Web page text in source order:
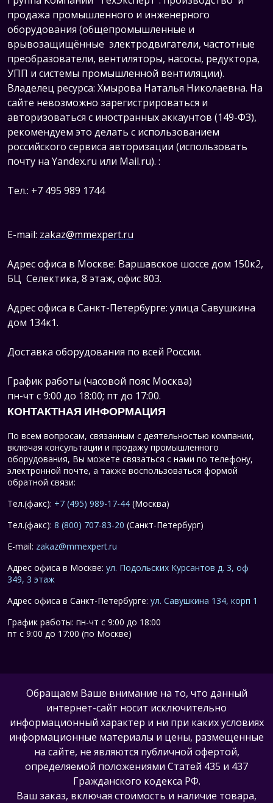
продажа промышленного и инженерного
оборудования (общепромышленные и
врывозащищённые электродвигатели, частотные
преобразователи, вентиляторы, насосы, редуктора,
УПП и системы промышленной вентиляции).
Владелец ресурса: Хмырова Наталья Николаевна. На
сайте невозможно зарегистрироваться и
авторизоваться с иностранных аккаунтов (149-ФЗ),
рекомендуем это делать с использованием
российского сервиса авторизации (использовать
почту на Yandex.ru или Mail.ru). :
Тел.: +7 495 989 1744
E-mail: zakaz@mmexpert.ru
Адрес офиса в Москве: Варшавское шоссе дом 150к2,
БЦ Селектика, 8 этаж, офис 803.
Адрес офиса в Санкт-Петербурге: улица Савушкина
дом 134к1.
Доставка оборудования по всей России.
График работы (часовой пояс Москва)
пн-чт с 9:00 до 18:00; пт до 17:00.
КОНТАКТНАЯ ИНФОРМАЦИЯ
По всем вопросам, связанным с деятельностью компании,
включая консультации и продажу промышленного
оборудования, Вы можете связаться с нами по телефону,
электронной почте, а также воспользоваться формой
обратной связи:
Тел.(факс): +7 (495) 989-17-44 (Москва)
Тел.(факс): 8 (800) 707-83-20 (Санкт-Петербург)
E-mail: zakaz@mmexpert.ru
Адрес офиса в Москве: ул. Подольских Курсантов д. 3, оф
349, 3 этаж
Адрес офиса в Санкт-Петербурге: ул. Савушкина 134, корп 1
График работы: пн-чт с 9:00 до 18:00
пт с 9:00 до 17:00 (по Москве)
Обращаем Ваше внимание на то, что данный
интернет-сайт носит исключительно
информационный характер и ни при каких условиях
информационные материалы и цены, размещенные
на сайте, не являются публичной офертой,
определяемой положениями Статей 435 и 437
Гражданского кодекса РФ.
Ваш заказ, включая стоимость и наличие товара,